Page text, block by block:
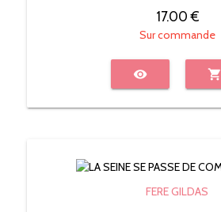
17.00 €
Sur commande
visibility shopping_cart
FERE GILDAS